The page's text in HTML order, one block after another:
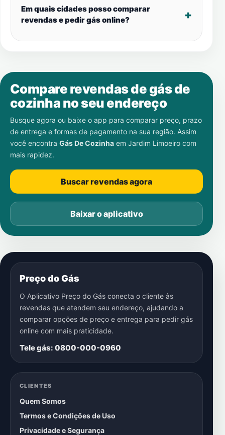
Em quais cidades posso comparar
revendas e pedir gás online?
Compare revendas de gás de
cozinha no seu endereço
Busque agora ou baixe o app para comparar preço, prazo
de entrega e formas de pagamento na sua região. Assim
você encontra Gás De Cozinha em Jardim Limoeiro com
mais rapidez.
Buscar revendas agora
Baixar o aplicativo
Preço do Gás
O Aplicativo Preço do Gás conecta o cliente às
revendas que atendem seu endereço, ajudando a
comparar opções de preço e entrega para pedir gás
online com mais praticidade.
Tele gás: 0800-000-0960
CLIENTES
Quem Somos
Termos e Condições de Uso
Privacidade e Segurança